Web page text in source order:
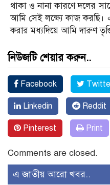
থাকা ও নানা কারণে দলের
আমি সেই লক্ষ্যে কাজ করছি।
করার মধ্যদিয়ে আমি দারুণ
নিউজটি শেয়ার করুন..
Facebook
Linkedin Reddit
Pinterest Print
Comments are closed.
এ জাতীয় আরো খবর..